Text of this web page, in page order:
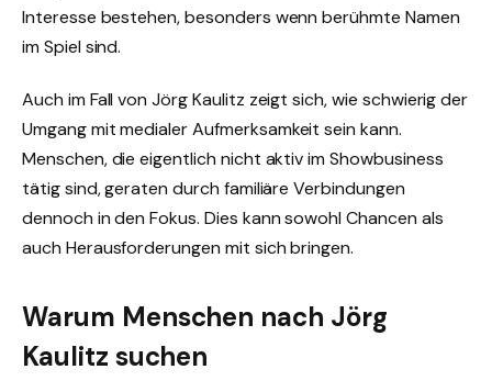
Interesse bestehen, besonders wenn berühmte Namen
im Spiel sind.
Auch im Fall von Jörg Kaulitz zeigt sich, wie schwierig der
Umgang mit medialer Aufmerksamkeit sein kann.
Menschen, die eigentlich nicht aktiv im Showbusiness
tätig sind, geraten durch familiäre Verbindungen
dennoch in den Fokus. Dies kann sowohl Chancen als
auch Herausforderungen mit sich bringen.
Warum Menschen nach Jörg
Kaulitz suchen